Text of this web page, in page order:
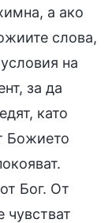
а ако
слова,
на
за да
като
Божието
Бог. От
чувстват